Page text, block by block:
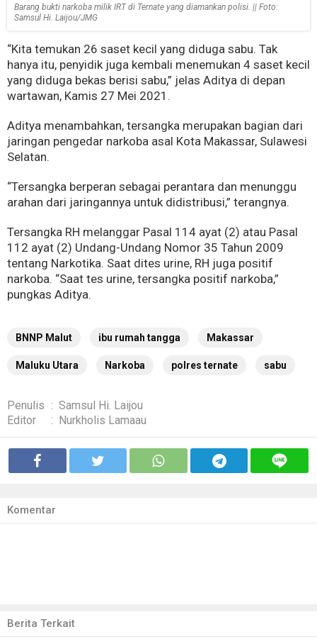
Barang bukti narkoba milik IRT di Ternate yang diamankan polisi. || Foto:
Samsul Hi. Laijou/JMG
“Kita temukan 26 saset kecil yang diduga sabu. Tak
hanya itu, penyidik juga kembali menemukan 4 saset kecil
yang diduga bekas berisi sabu,” jelas Aditya di depan
wartawan, Kamis 27 Mei 2021.
Aditya menambahkan, tersangka merupakan bagian dari
jaringan pengedar narkoba asal Kota Makassar, Sulawesi
Selatan.
“Tersangka berperan sebagai perantara dan menunggu
arahan dari jaringannya untuk didistribusi,” terangnya.
Tersangka RH melanggar Pasal 114 ayat (2) atau Pasal
112 ayat (2) Undang-Undang Nomor 35 Tahun 2009
tentang Narkotika. Saat dites urine, RH juga positif
narkoba. “Saat tes urine, tersangka positif narkoba,”
pungkas Aditya.
BNNP Malut ibu rumah tangga Makassar
Maluku Utara Narkoba polres ternate sabu
Penulis : Samsul Hi. Laijou
Editor
: Nurkholis Lamaau
Komentar
Berita Terkait